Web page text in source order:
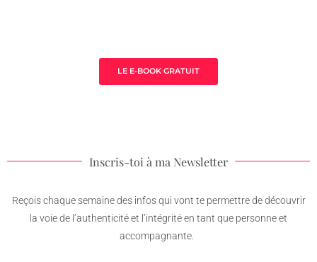
LE E-BOOK GRATUIT
Inscris-toi à ma Newsletter
Reçois chaque semaine des infos qui vont te permettre de découvrir
la voie de l’authenticité et l’intégrité en tant que personne et
accompagnante.